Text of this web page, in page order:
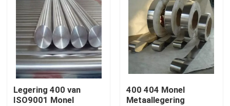
Legering 400 van
ISO9001 Monel
400 404 Monel
Metaallegering